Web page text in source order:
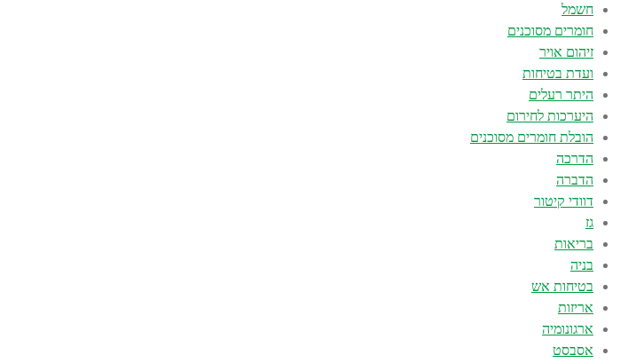
חשמל
חומרים מסוכנים
זיהום אויר
ועדת בטיחות
היתר רעלים
היערכות לחירום
הובלת חומרים מסוכנים
הדרכה
הדברה
דוודי קיטור
גז
בריאות
בניה
בטיחות אש
אריזות
ארגונומיה
אסבסט